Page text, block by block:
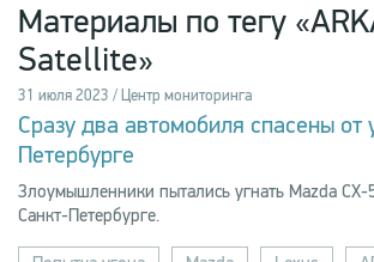
Материалы по тегу
Satellite»
31 июля 2023 / Центр мониторинга
Сразу два автомобиля спасены от
Петербурге
Злоумышленники пытались угнать Mazda
Санкт-Петербурге.